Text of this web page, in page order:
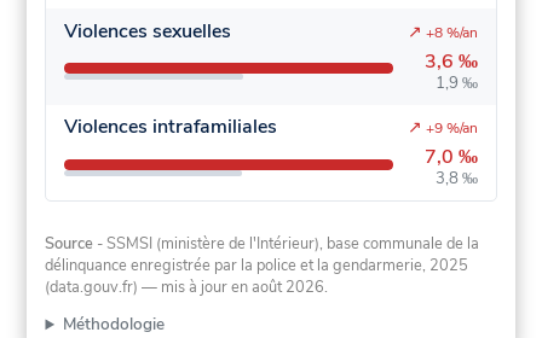
Violences sexuelles
3,6 ‰
1,9 ‰
↗ +8 %/an
Violences intrafamiliales
7,0 ‰
3,8 ‰
↗ +9 %/an
Source - SSMSI (ministère de l'Intérieur), base communale de la
délinquance enregistrée par la police et la gendarmerie, 2025
(data.gouv.fr) — mis à jour en août 2026.
Méthodologie